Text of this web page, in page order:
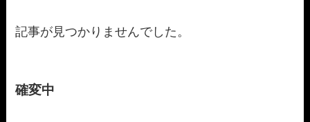
記事が見つかりませんでした。
確変中